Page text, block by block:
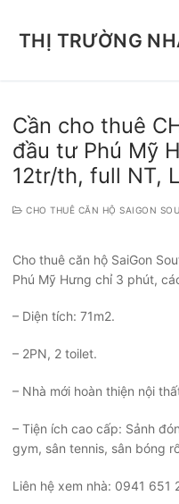
THỊ TRƯỜNG
Cần cho thuê
đầu tư Phú Mỹ
12tr/th, full NT,
CHO THUÊ CĂN HỘ SAIGON
Cho thuê căn hộ SaiGon
Phú Mỹ Hưng chỉ 3 phút,
– Diện tích: 71m2.
– 2PN, 2 toilet.
– Nhà mới hoàn thiện nội
– Tiện ích cao cấp: Sảnh
gym, sân tennis, sân bóng
Liên hệ xem nhà: 0941 651